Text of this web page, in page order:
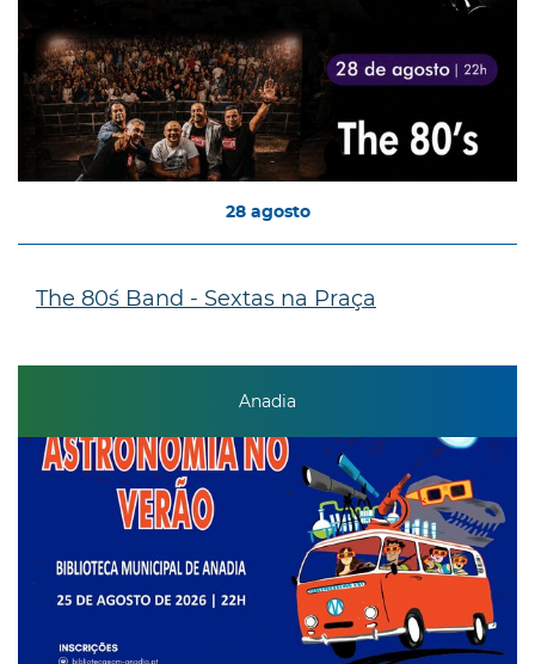
28 agosto
The 80´s Band - Sextas na Praça
Anadia